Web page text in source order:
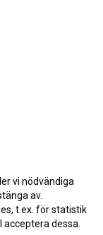
vi nödvändiga
av.
t.ex. för statistik
dessa.